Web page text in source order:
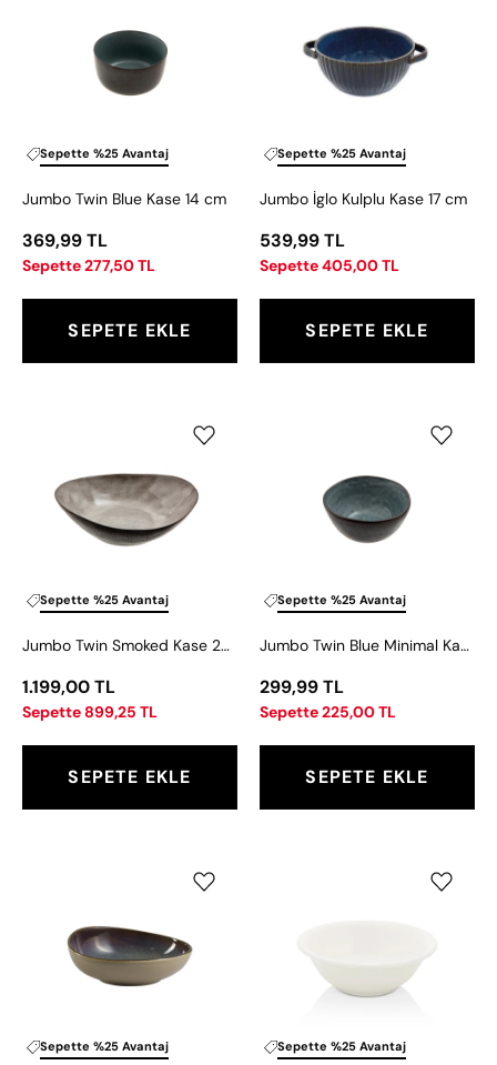
Sepette %25 Avantaj
Kase
14
cm
Jumbo Twin Blue Kase 14 cm
369,99 TL
Sepette 277,50 TL
SEPETE EKLE
Sepette %25 Avantaj
Kulplu
Kase
cm
Jumbo İglo Kulplu Kase 17 cm
539,99 TL
Sepette 405,00 TL
SEPETE EKLE
Sepette %25 Avantaj
Kase
20
cm
Jumbo Twin Smoked Kase 20 cm
1.199,00 TL
Sepette 899,25 TL
SEPETE EKLE
Sepette %25 Avantaj
Minimal
Kase
9
Jumbo Twin Blue Minimal Kase 9 cm
299,99 TL
Sepette 225,00 TL
SEPETE EKLE
Sepette %25 Avantaj
Kase
18
cm
Sepette %25 Avantaj
cm